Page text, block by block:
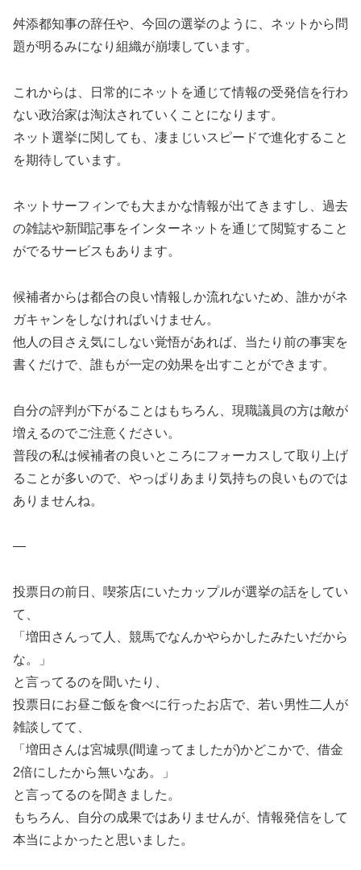
舛添都知事の辞任や、今回の選挙のように、ネットから問
題が明るみになり組織が崩壊しています。
これからは、日常的にネットを通じて情報の受発信を行わ
ない政治家は淘汰されていくことになります。
ネット選挙に関しても、凄まじいスピードで進化すること
を期待しています。
ネットサーフィンでも大まかな情報が出てきますし、過去
の雑誌や新聞記事をインターネットを通じて閲覧すること
がでるサービスもあります。
候補者からは都合の良い情報しか流れないため、誰かがネ
ガキャンをしなければいけません。
他人の目さえ気にしない覚悟があれば、当たり前の事実を
書くだけで、誰もが一定の効果を出すことができます。
自分の評判が下がることはもちろん、現職議員の方は敵が
増えるのでご注意ください。
普段の私は候補者の良いところにフォーカスして取り上げ
ることが多いので、やっぱりあまり気持ちの良いものでは
ありませんね。
—
投票日の前日、喫茶店にいたカップルが選挙の話をしてい
て、
「増田さんって人、競馬でなんかやらかしたみたいだから
な。」
と言ってるのを聞いたり、
投票日にお昼ご飯を食べに行ったお店で、若い男性二人が
雑談してて、
「増田さんは宮城県(間違ってましたが)かどこかで、借金
2倍にしたから無いなあ。」
と言ってるのを聞きました。
もちろん、自分の成果ではありませんが、情報発信をして
本当によかったと思いました。